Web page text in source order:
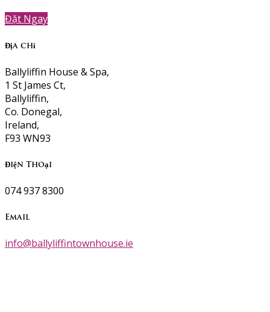
Đặt Ngay
Địa chỉ
Ballyliffin House & Spa,
1 St James Ct,
Ballyliffin,
Co. Donegal,
Ireland,
F93 WN93
Điện Thoại
074 937 8300
Email
info@ballyliffintownhouse.ie